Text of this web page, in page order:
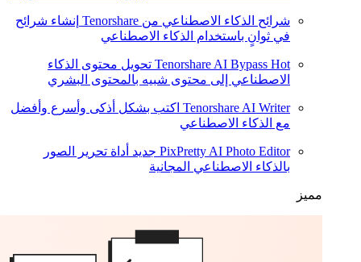
شرائح الذكاء الاصطناعي من Tenorshare
إنشاء شرائح
في ثوانٍ باستخدام الذكاء الاصطناعي
Tenorshare AI Bypass Hot
تحويل محتوى الذكاء
الاصطناعي إلى محتوى شبيه بالمحتوى البشري
Tenorshare AI Writer اكتب بشكل أذكى وأسرع وأفضل
مع الذكاء الاصطناعي
PixPretty AI Photo Editor جديد أداة تحرير الصور
بالذكاء الاصطناعي المجانية
مميز